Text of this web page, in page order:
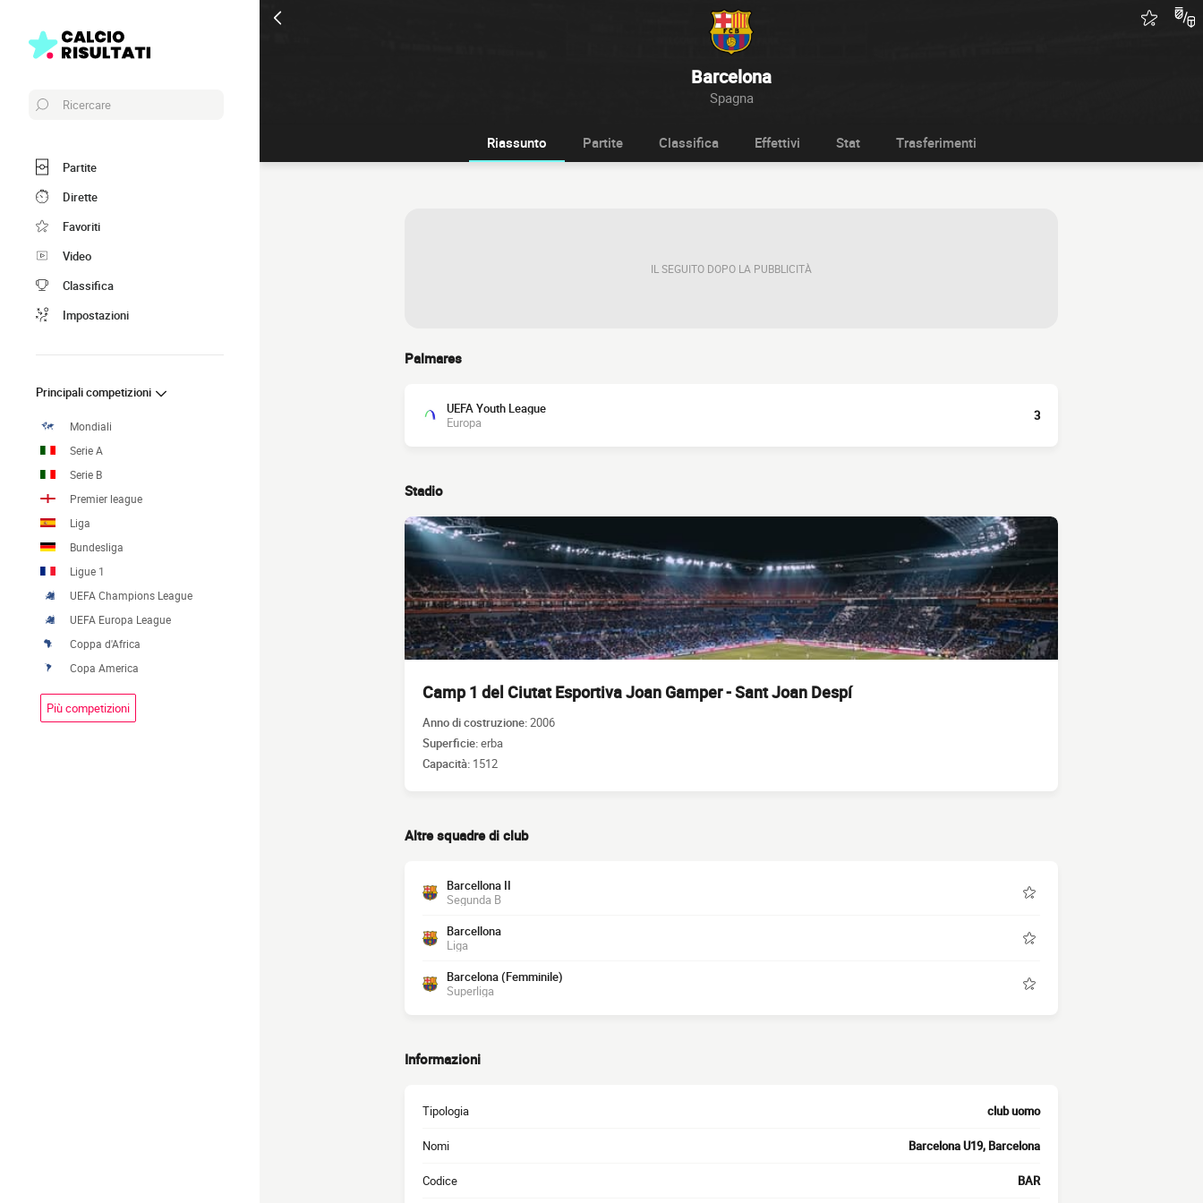
Barcelona
Spagna
Ricercare
Partite
Dirette
Favoriti
Video
Classifica
Impostazioni
Principali competizioni
Mondiali
Serie A
Serie B
Premier league
Liga
Bundesliga
Ligue 1
UEFA Champions League
UEFA Europa League
Coppa d'Africa
Copa America
Più competizioni
Riassunto Partite Classifica Effettivi Stat Trasferimenti
IL SEGUITO DOPO LA PUBBLICITÀ
Palmares
UEFA Youth League
Europa
3
Stadio
Camp 1 del Ciutat Esportiva Joan Gamper - Sant Joan Despí
Anno di costruzione:2006
Superficie:erba
Capacità: 1512
Altre squadre di club
Barcellona II
Segunda B
Barcellona
Liga
Barcelona (Femminile)
Superliga
Informazioni
Tipologia club uomo
Nomi Barcelona U19, Barcelona
Codice BAR